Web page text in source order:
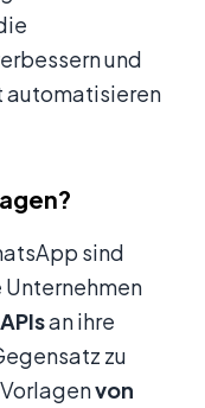
und
automatisieren
sind
an ihre
zu
von